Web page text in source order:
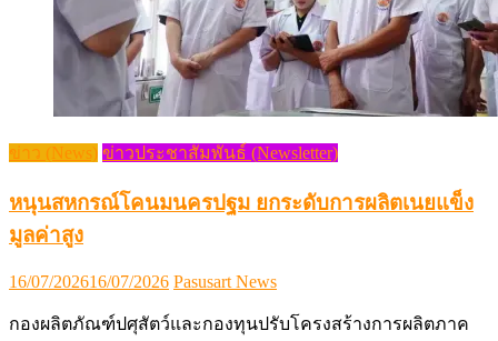
ข่าว (News) ข่าวประชาสัมพันธ์ (Newsletter)
หนุนสหกรณ์โคนมนครปฐม ยกระดับการผลิตเนยแข็ง
มูลค่าสูง
Posted
16/07/202616/07/2026 Author
Pasusart News
กองผลิตภัณฑ์ปศุสัตว์และกองทุนปรับโครงสร้างการผลิตภาค